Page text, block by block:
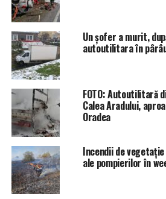
Potrivit unui comunicat al Poliției
decedată este un tânăr de 18 ani.
Accidentul s-a produs după ce „un
Câmp, județul Bihor, în timp ce
pe direcţia Ştei – Vaşcău, într-o
nu a adaptat viteza de deplasare la
pierdut controlul asupra direcției, a
opus de circulație, unde a intrat în
autotren cu semiremorcă, condus
bărbat de 52 de ani, din comuna
Mehedinţi”.
Tânărul mort era pasager în mașina
Un șofer a murit,
autoutilitara în
FOTO: Autoutilitară
Calea Aradului,
Oradea
Incendii de
ale pompierilor în